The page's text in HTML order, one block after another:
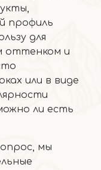
профиль
для
оттенком и
или в виде
ли есть
мы